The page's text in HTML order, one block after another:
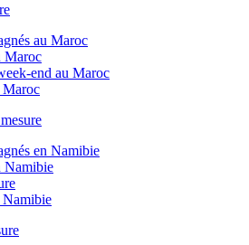
au Maroc
Maroc
end au Maroc
Maroc
en Namibie
Namibie
Namibie